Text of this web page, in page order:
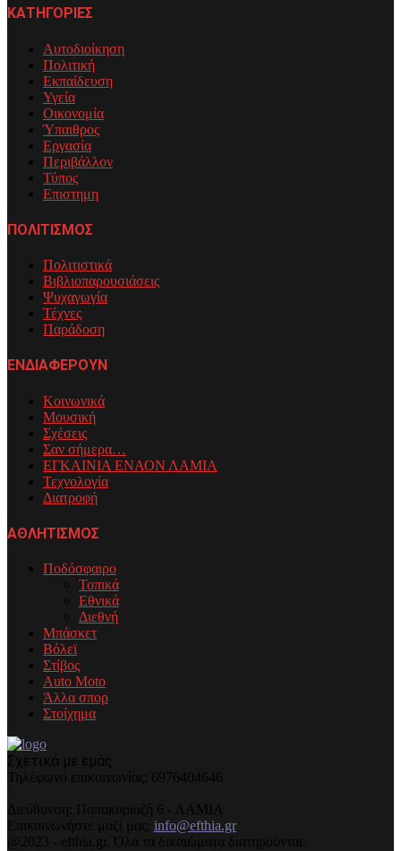
ΚΑΤΗΓΟΡΙΕΣ
Αυτοδιοίκηση
Πολιτική
Εκπαίδευση
Υγεία
Οικονομία
Ύπαιθρος
Εργασία
Περιβάλλον
Τύπος
Επιστημη
ΠΟΛΙΤΙΣΜΟΣ
Πολιτιστικά
Βιβλιοπαρουσιάσεις
Ψυχαγωγία
Τέχνες
Παράδοση
ΕΝΔΙΑΦΕΡΟΥΝ
Κοινωνικά
Μουσική
Σχέσεις
Σαν σήμερα…
ΕΓΚΑΙΝΙΑ ΕΝΑΟΝ ΛΑΜΙΑ
Τεχνολογία
Διατροφή
ΑΘΛΗΤΙΣΜΟΣ
Ποδόσφαιρο
Τοπικά
Εθνικά
Διεθνή
Μπάσκετ
Βόλεϊ
Στίβος
Auto Moto
Άλλα σπορ
Στοίχημα
Σχετικά με εμάς
Τηλέφωνo επικοινωνίας: 6976404646
Διεύθυνση: Παπακυριαζή 6 - ΛΑΜΙΑ
Επικοινωνήστε μαζί μας: info@efthia.gr
@2023 - efthia.gr. Όλα τα δικαιώματα διατηρούνται.